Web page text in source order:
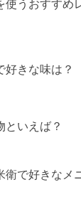
使うおすすめ
好きな味は？
といえば？
衛で好きなメ